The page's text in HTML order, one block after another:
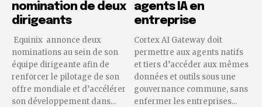
nomination de deux
dirigeants
Equinix annonce deux
nominations au sein de son
équipe dirigeante afin de
renforcer le pilotage de son
offre mondiale et d’accélérer
son développement dans...
agents IA en
entreprise
Cortex AI Gateway doit
permettre aux agents natifs
et tiers d’accéder aux mêmes
données et outils sous une
gouvernance commune, sans
enfermer les entreprises...